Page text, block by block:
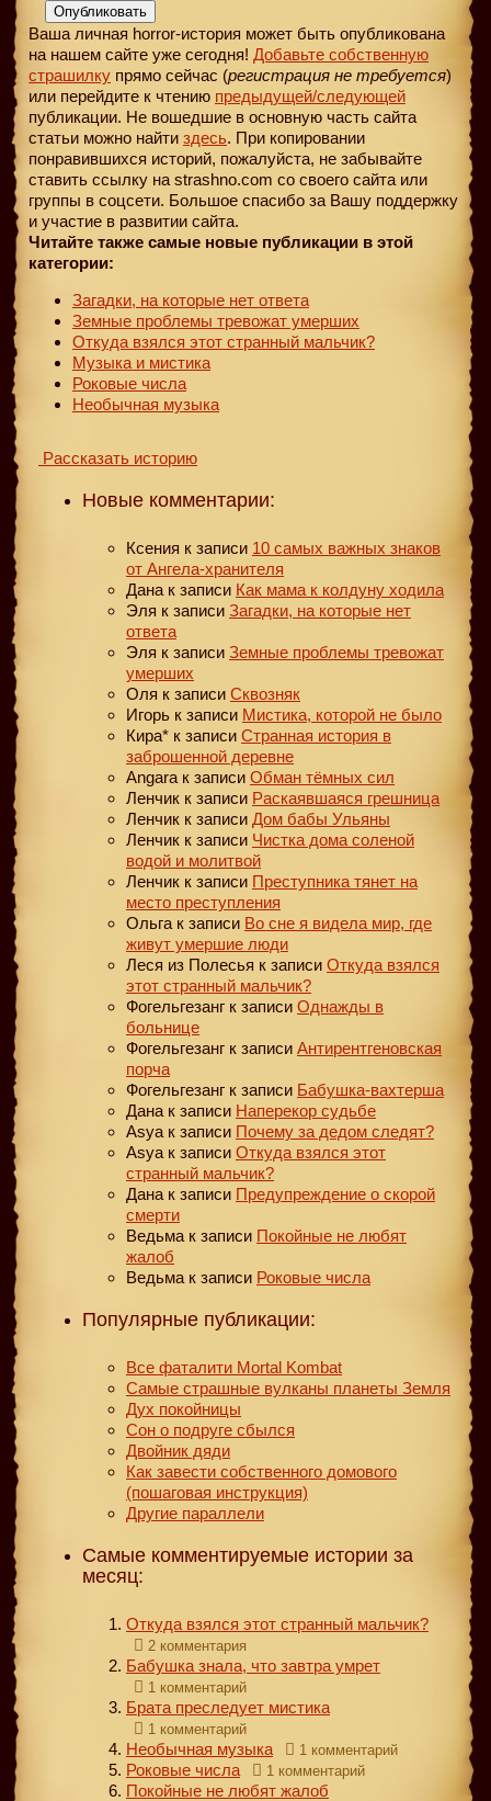
Опубликовать
Ваша личная horror-история может быть опубликована
на нашем сайте уже сегодня! Добавьте собственную
страшилку прямо сейчас (регистрация не требуется)
или перейдите к чтению предыдущей/следующей
публикации. Не вошедшие в основную часть сайта
статьи можно найти здесь. При копировании
понравившихся историй, пожалуйста, не забывайте
ставить ссылку на strashno.com со своего сайта или
группы в соцсети. Большое спасибо за Вашу поддержку
и участие в развитии сайта.
Читайте также самые новые публикации в этой
категории:
Загадки, на которые нет ответа
Земные проблемы тревожат умерших
Откуда взялся этот странный мальчик?
Музыка и мистика
Роковые числа
Необычная музыка
Рассказать историю
Новые комментарии:
Ксения к записи 10 самых важных знаков
от Ангела-хранителя
Дана к записи Как мама к колдуну ходила
Эля к записи Загадки, на которые нет
ответа
Эля к записи Земные проблемы тревожат
умерших
Оля к записи Сквозняк
Игорь к записи Мистика, которой не было
Кира* к записи Странная история в
заброшенной деревне
Angara к записи Обман тёмных сил
Ленчик к записи Раскаявшаяся грешница
Ленчик к записи Дом бабы Ульяны
Ленчик к записи Чистка дома соленой
водой и молитвой
Ленчик к записи Преступника тянет на
место преступления
Ольга к записи Во сне я видела мир, где
живут умершие люди
Леся из Полесья к записи Откуда взялся
этот странный мальчик?
Фогельгезанг к записи Однажды в
больнице
Фогельгезанг к записи Антирентгеновская
порча
Фогельгезанг к записи Бабушка-вахтерша
Дана к записи Наперекор судьбе
Asya к записи Почему за дедом следят?
Asya к записи Откуда взялся этот
странный мальчик?
Дана к записи Предупреждение о скорой
смерти
Ведьма к записи Покойные не любят
жалоб
Ведьма к записи Роковые числа
Популярные публикации:
Все фаталити Mortal Kombat
Самые страшные вулканы планеты Земля
Дух покойницы
Сон о подруге сбылся
Двойник дяди
Как завести собственного домового
(пошаговая инструкция)
Другие параллели
Самые комментируемые истории за
месяц:
Откуда взялся этот странный мальчик?
2 комментария
Бабушка знала, что завтра умрет
1 комментарий
Брата преследует мистика
1 комментарий
Необычная музыка 1 комментарий
Роковые числа 1 комментарий
Покойные не любят жалоб